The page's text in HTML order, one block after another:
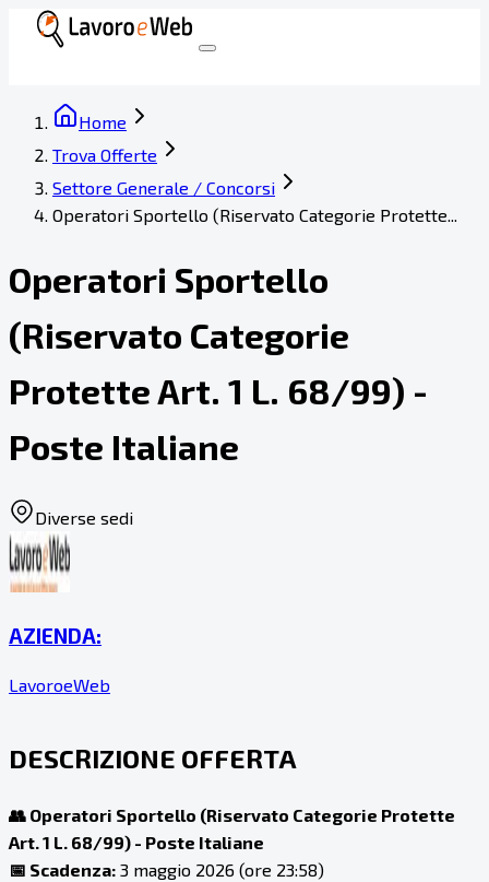
Home
Trova Offerte
Settore Generale / Concorsi
Operatori Sportello (Riservato Categorie Protette...
Operatori Sportello
(Riservato Categorie
Protette Art. 1 L. 68/99) -
Poste Italiane
Diverse sedi
AZIENDA:
LavoroeWeb
DESCRIZIONE OFFERTA
👥 Operatori Sportello (Riservato Categorie Protette
Art. 1 L. 68/99) - Poste Italiane
📅 Scadenza: 3 maggio 2026 (ore 23:58)